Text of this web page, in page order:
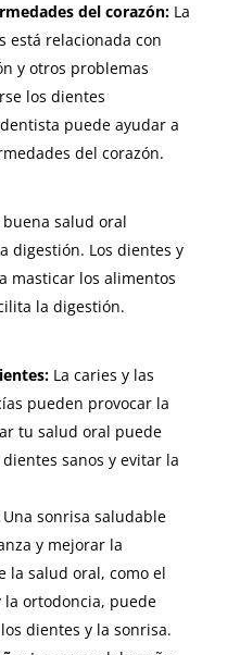
del corazón:La
está relacionada con
y otros problemas
los dientes
puede ayudar a
del corazón.
buena salud oral
digestión. Los dientes y
masticar los alimentos
la digestión.
La caries y las
pueden provocar la
tu salud oral puede
sanos y evitar la
Una sonrisa saludable
y mejorar la
la salud oral, como el
ortodoncia, puede
dientes y la sonrisa.